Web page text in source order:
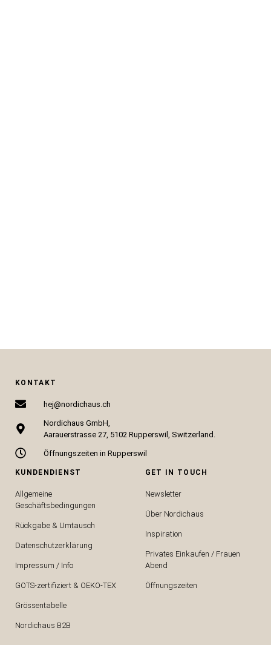
KONTAKT
hej@nordichaus.ch
Nordichaus GmbH,
Aarauerstrasse 27, 5102 Rupperswil, Switzerland.
Öffnungszeiten in Rupperswil
KUNDENDIENST
Allgemeine
Geschäftsbedingungen
Rückgabe & Umtausch
Datenschutzerklärung
Impressum / Info
GOTS-zertifiziert & OEKO-TEX
Grössentabelle
Nordichaus B2B
GET IN TOUCH
Newsletter
Über Nordichaus
Inspiration
Privates Einkaufen / Frauen
Abend
Öffnungszeiten